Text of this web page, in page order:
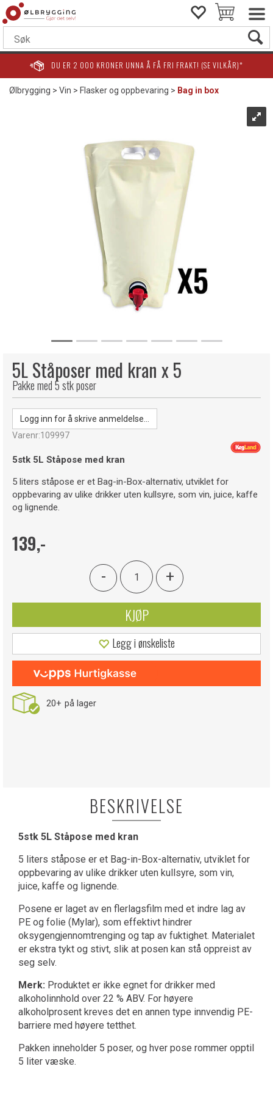
DU ER 2 000 KRONER UNNA Å FÅ FRI FRAKT! (SE VILKÅR)*
Ølbrygging>Vin>Flasker og oppbevaring> Bag in box
5L Ståposer med kran x 5
Pakke med 5 stk poser
Logg inn for å skrive anmeldelse...
Varenr:109997
5stk 5L Ståpose med kran
5 liters ståpose er et Bag-in-Box-alternativ, utviklet for
oppbevaring av ulike drikker uten kullsyre, som vin, juice, kaffe
og lignende.
139,-
- +
KJØP
Legg i ønskeliste
20+ på lager
BESKRIVELSE
5stk 5L Ståpose med kran
5 liters ståpose er et Bag-in-Box-alternativ, utviklet for
oppbevaring av ulike drikker uten kullsyre, som vin,
juice, kaffe og lignende.
Posene er laget av en flerlagsfilm med et indre lag av
PE og folie (Mylar), som effektivt hindrer
oksygengjennomtrenging og tap av fuktighet. Materialet
er ekstra tykt og stivt, slik at posen kan stå oppreist av
seg selv.
Merk: Produktet er ikke egnet for drikker med
alkoholinnhold over 22 % ABV. For høyere
alkoholprosent kreves det en annen type innvendig PE-
barriere med høyere tetthet.
Pakken inneholder 5 poser, og hver pose rommer opptil
5 liter væske.